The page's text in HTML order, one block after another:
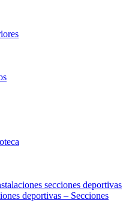
secciones deportivas
deportivas – Secciones